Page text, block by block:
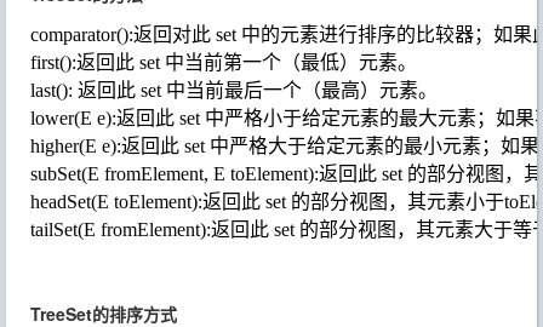
comparator():返回对此 set 中的元素进行排序的比较器；如
first():返回此 set 中当前第一个（最低）元素。
last(): 返回此 set 中当前最后一个（最高）元素。
lower(E e):返回此 set 中严格小于给定元素的最大元素；如
higher(E e):返回此 set 中严格大于给定元素的最小元素；如
subSet(E fromElement, E toElement):返回此 set 的部分视图
headSet(E toElement):返回此 set 的部分视图，其元素小于
TreeSet的排序方式